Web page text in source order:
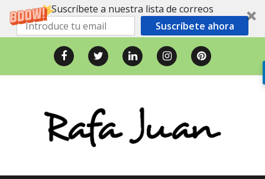
Suscríbete a nuestra lista de correos
Suscríbete ahora
contenido
FacebookTwitter LinkedInInstagramPinterest